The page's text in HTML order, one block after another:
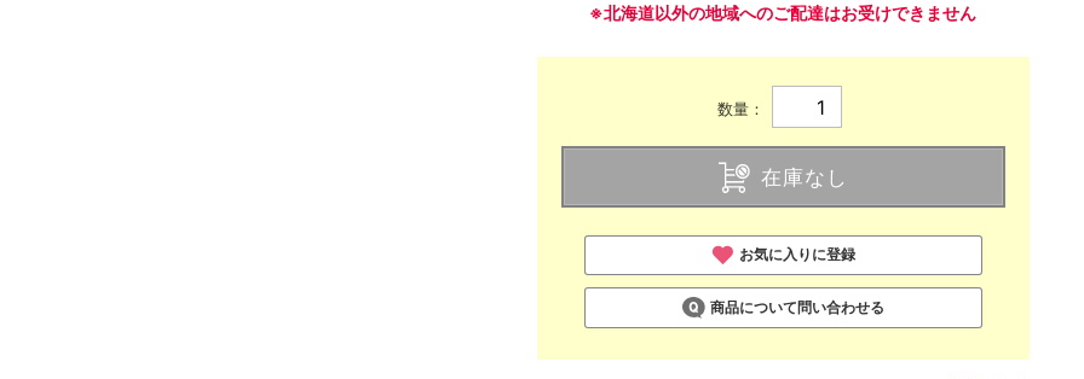
※北海道以外の地域へのご配達はお受けできません
数量：
在庫なし
お気に入りに登録
商品について問い合わせる